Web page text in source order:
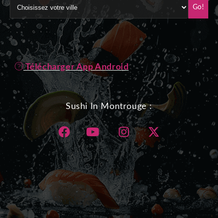
Go!
Télécharger App Android
Sushi In Montrouge :